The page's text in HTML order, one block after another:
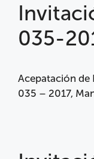
035-
Acepatación de
035 – 2017,